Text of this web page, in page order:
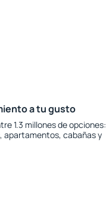
a tu gusto
1.3 millones de opciones:
apartamentos, cabañas y